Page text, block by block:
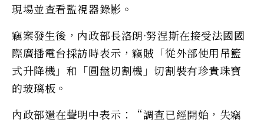
現場並查看監視器錄影。
竊案發生後，內政部長洛朗·努涅斯在接受法國國
際廣播電台採訪時表示，竊賊「從外部使用吊籃
式升降機」和「圓盤切割機」切割裝有珍貴珠寶
的玻璃板。
內政部還在聲明中表示：“調查已經開始，失竊